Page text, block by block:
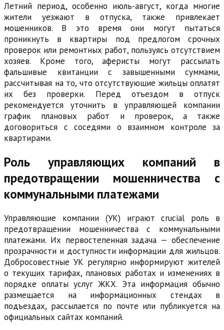
Летний период, особенно июль-август, когда многие
жители уезжают в отпуска, также привлекает
мошенников. В это время они могут пытаться
проникнуть в квартиры под предлогом срочных
проверок или ремонтных работ, пользуясь отсутствием
хозяев. Кроме того, аферисты могут рассылать
фальшивые квитанции с завышенными суммами,
рассчитывая на то, что отсутствующие жильцы оплатят
их без проверки. Перед отъездом в отпуск
рекомендуется уточнить в управляющей компании
график плановых работ и проверок, а также
договориться с соседями о взаимном контроле за
квартирами.
Роль управляющих компаний в
предотвращении мошенничества с
коммунальными платежами
Управляющие компании (УК) играют crucial роль в
предотвращении мошенничества с коммунальными
платежами. Их первостепенная задача — обеспечение
прозрачности и доступности информации для жильцов.
Добросовестные УК регулярно информируют жителей
о текущих тарифах, плановых работах и изменениях в
порядке оплаты услуг ЖКХ. Эта информация обычно
размещается на информационных стендах в
подъездах, рассылается по почте или публикуется на
официальных сайтах компаний.